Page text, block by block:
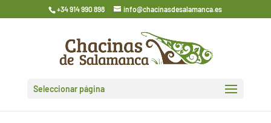
+34 914 990 898 info@chacinasdesalamanca.es
Seleccionar página